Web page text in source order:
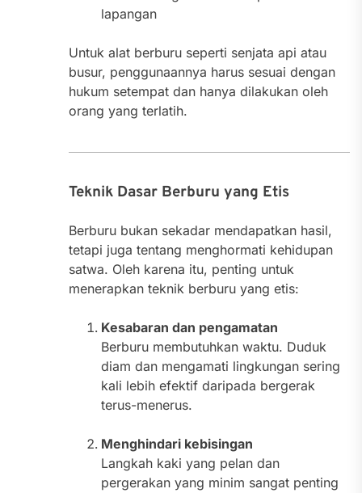
lapangan
Untuk alat berburu seperti senjata api atau
busur, penggunaannya harus sesuai dengan
hukum setempat dan hanya dilakukan oleh
orang yang terlatih.
Teknik Dasar Berburu yang Etis
Berburu bukan sekadar mendapatkan hasil,
tetapi juga tentang menghormati kehidupan
satwa. Oleh karena itu, penting untuk
menerapkan teknik berburu yang etis:
Kesabaran dan pengamatan
Berburu membutuhkan waktu. Duduk
diam dan mengamati lingkungan sering
kali lebih efektif daripada bergerak
terus-menerus.
Menghindari kebisingan
Langkah kaki yang pelan dan
pergerakan yang minim sangat penting